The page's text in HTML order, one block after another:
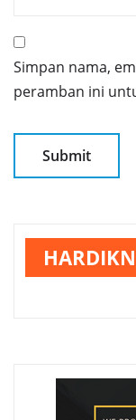
Simpan nama,
peramban ini